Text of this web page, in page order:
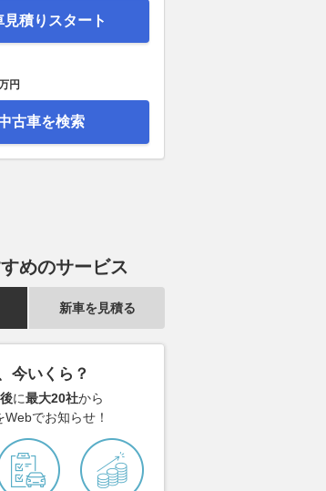
速。
ベッツェッキが最速。小椋は5
ギリスGP
見積りスタート
円
古車を検索
めのサービス
新車を見積る
今いくら？
に最大20社から
でお知らせ！